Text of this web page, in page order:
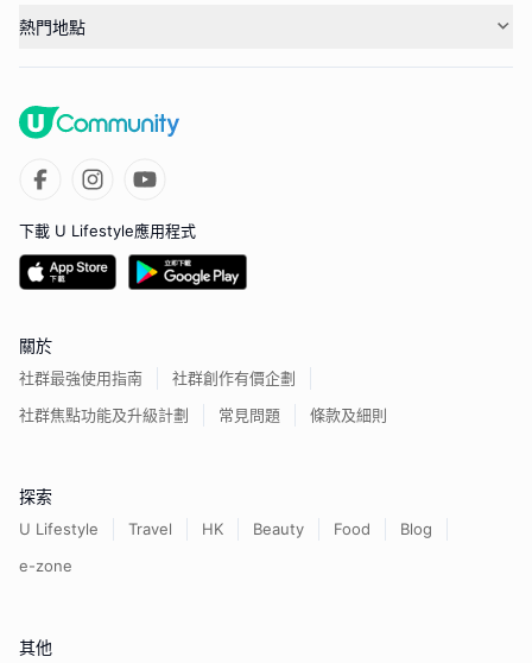
熱門地點
下載 U Lifestyle應用程式
關於
社群最強使用指南
社群創作有價企劃
社群焦點功能及升級計劃
常見問題 條款及細則
探索
U Lifestyle Travel HK Beauty Food
Blog
e-zone
其他